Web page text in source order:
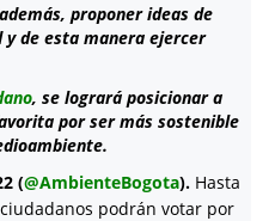
proponer ideas de
de esta manera ejercer
, se logrará posicionar a
por ser más sostenible
(@AmbienteBogota). Hasta
podrán votar por